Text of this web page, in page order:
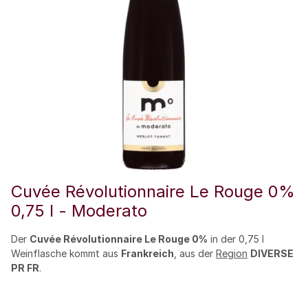
Cuvée Révolutionnaire Le Rouge 0%
0,75 l - Moderato
Der Cuvée Révolutionnaire Le Rouge 0% in der 0,75 l
Weinflasche kommt aus Frankreich , aus der Region DIVERSE
PR FR.